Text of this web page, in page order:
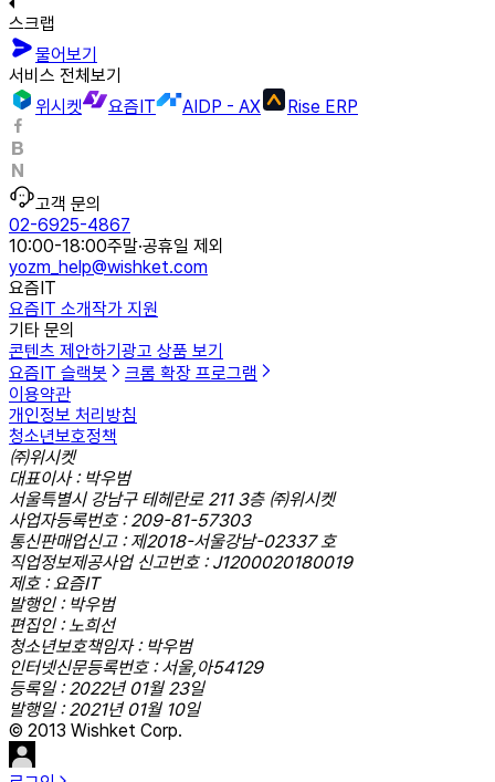
스크랩
물어보기
서비스 전체보기
위시켓
요즘IT AIDP - AX Rise ERP
고객 문의
02-6925-4867
10:00-18:00주말·공휴일 제외
yozm_help@wishket.com
요즘IT
요즘IT 소개작가 지원
기타 문의
콘텐츠 제안하기 광고 상품 보기
요즘IT 슬랙봇
크롬 확장 프로그램
이용약관
개인정보 처리방침
청소년보호정책
㈜위시켓
대표이사 : 박우범
서울특별시 강남구 테헤란로 211 3층 ㈜위시켓
사업자등록번호 : 209-81-57303
통신판매업신고 : 제2018-서울강남-02337 호
직업정보제공사업 신고번호 : J1200020180019
제호 : 요즘IT
발행인 : 박우범
편집인 : 노희선
청소년보호책임자 : 박우범
인터넷신문등록번호 : 서울,아54129
등록일 : 2022년 01월 23일
발행일 : 2021년 01월 10일
© 2013 Wishket Corp.